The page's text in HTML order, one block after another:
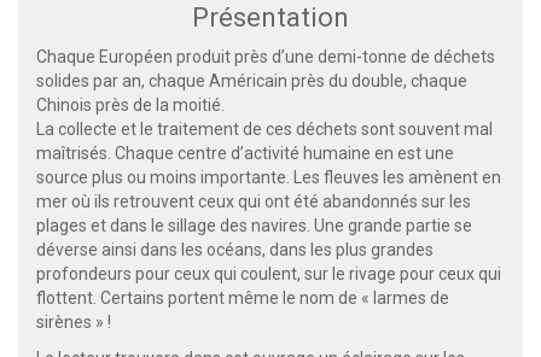
Présentation
Chaque Européen produit près d’une demi-tonne de déchets
solides par an, chaque Américain près du double, chaque
Chinois près de la moitié.
La collecte et le traitement de ces déchets sont souvent mal
maîtrisés. Chaque centre d’activité humaine en est une
source plus ou moins importante. Les fleuves les amènent en
mer où ils retrouvent ceux qui ont été abandonnés sur les
plages et dans le sillage des navires. Une grande partie se
déverse ainsi dans les océans, dans les plus grandes
profondeurs pour ceux qui coulent, sur le rivage pour ceux qui
flottent. Certains portent même le nom de « larmes de
sirènes » !